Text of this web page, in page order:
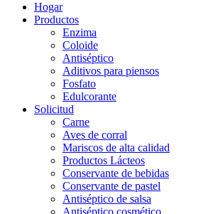
Hogar
Productos
Enzima
Coloide
Antiséptico
Aditivos para piensos
Fosfato
Edulcorante
Solicitud
Carne
Aves de corral
Mariscos de alta calidad
Productos Lácteos
Conservante de bebidas
Conservante de pastel
Antiséptico de salsa